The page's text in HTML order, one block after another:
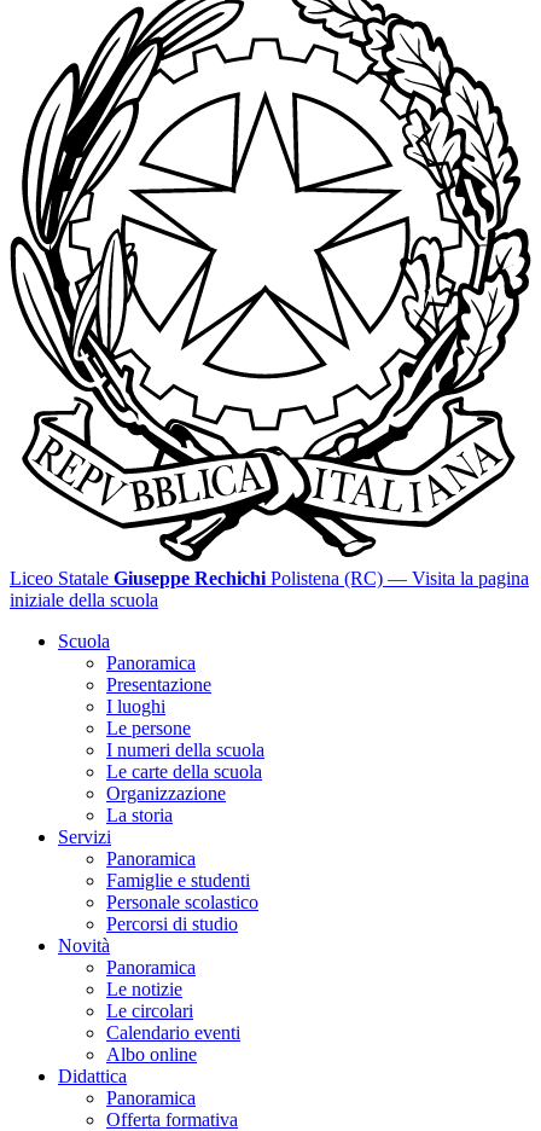
Liceo Statale Giuseppe Rechichi Polistena (RC) — Visita la pagina
iniziale della scuola
Scuola
Panoramica
Presentazione
I luoghi
Le persone
I numeri della scuola
Le carte della scuola
Organizzazione
La storia
Servizi
Panoramica
Famiglie e studenti
Personale scolastico
Percorsi di studio
Novità
Panoramica
Le notizie
Le circolari
Calendario eventi
Albo online
Didattica
Panoramica
Offerta formativa